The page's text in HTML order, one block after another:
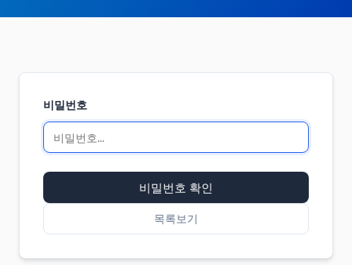
비밀번호
목록보기
비밀번호 확인